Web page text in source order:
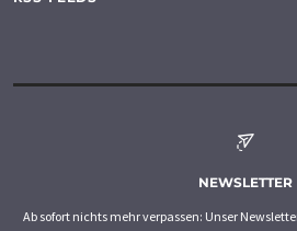
NEWSLETTER
Ab sofort nichts mehr verpassen: Unser